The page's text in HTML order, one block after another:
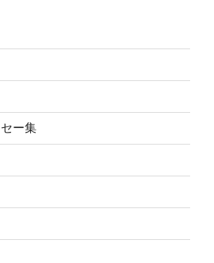
ー集